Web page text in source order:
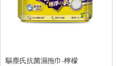
驅塵氏抗菌濕拖巾-檸檬